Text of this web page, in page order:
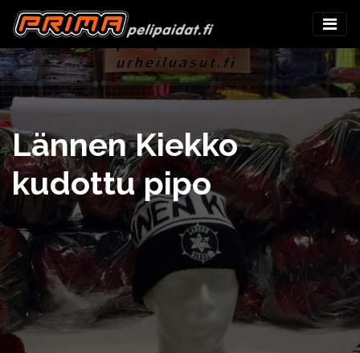
Lännen Kiekko
kudottu pipo